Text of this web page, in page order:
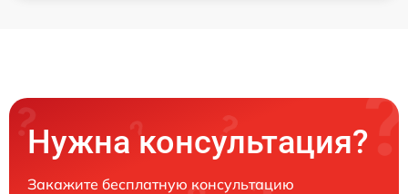
Нужна консультация?
Закажите бесплатную консультацию